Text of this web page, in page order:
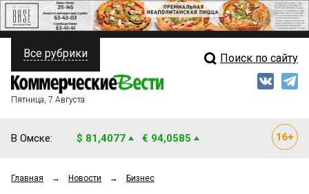
ПОЛИТИКА
ФИНАНСЫ
ОБЩЕСТВО
Свежий выпуск
Все рубрики Поиск по сайту
Пятница, 7 Августа
В Омске: $ 81,4077 € 94,0585
Главная → Новости → Бизнес